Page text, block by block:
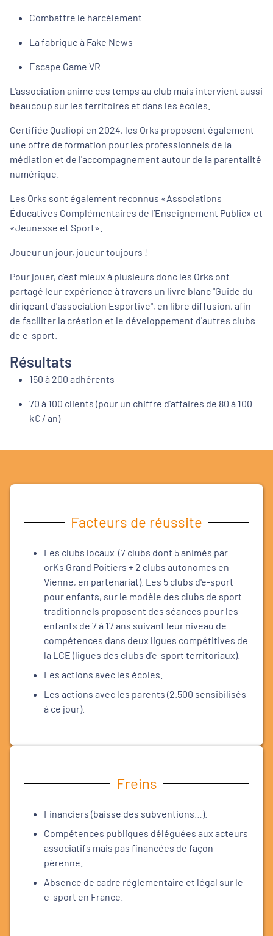
Combattre le harcèlement
La fabrique à Fake News
Escape Game VR
L'association anime ces temps au club mais intervient aussi
beaucoup sur les territoires et dans les écoles.
Certifiée Qualiopi en 2024, les Orks proposent également
une offre de formation pour les professionnels de la
médiation et de l'accompagnement autour de la parentalité
numérique.
Les Orks sont également reconnus «Associations
Éducatives Complémentaires de l’Enseignement Public» et
«Jeunesse et Sport».
Joueur un jour, joueur toujours !
Pour jouer, c'est mieux à plusieurs donc les Orks ont
partagé leur expérience à travers un livre blanc "Guide du
dirigeant d'association Esportive", en libre diffusion, afin
de faciliter la création et le développement d'autres clubs
de e-sport.
Résultats
150 à 200 adhérents
70 à 100 clients (pour un chiffre d'affaires de 80 à 100
k€ / an)
Facteurs de réussite
Les clubs locaux (7 clubs dont 5 animés par
orKs Grand Poitiers + 2 clubs autonomes en
Vienne, en partenariat). Les 5 clubs d'e-sport
pour enfants, sur le modèle des clubs de sport
traditionnels proposent des séances pour les
enfants de 7 à 17 ans suivant leur niveau de
compétences dans deux ligues compétitives de
la LCE (ligues des clubs d'e-sport territoriaux).
Les actions avec les écoles.
Les actions avec les parents (2.500 sensibilisés
à ce jour).
Freins
Financiers (baisse des subventions…).
Compétences publiques déléguées aux acteurs
associatifs mais pas financées de façon
pérenne.
Absence de cadre réglementaire et légal sur le
e-sport en France.